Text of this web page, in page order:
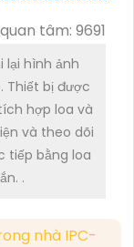
tâm: 9691
lại hình ảnh
Thiết bị được
hợp loa và
và theo dõi
tiếp bằng loa
.
nhà IPC-